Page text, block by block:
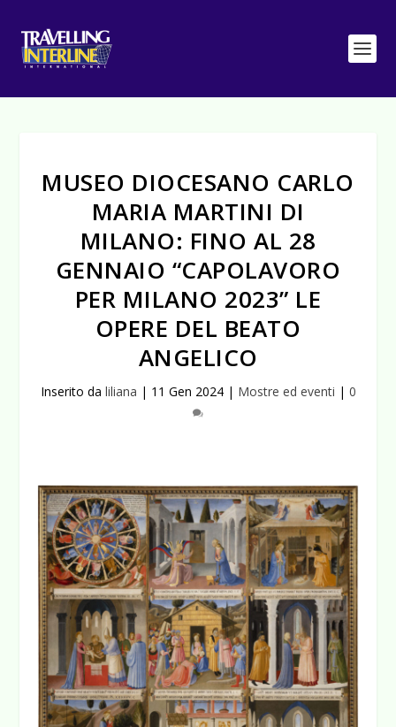
MUSEO DIOCESANO CARLO
MARIA MARTINI DI
MILANO: FINO AL 28
GENNAIO “CAPOLAVORO
PER MILANO 2023” LE
OPERE DEL BEATO
ANGELICO
Inserito da liliana | 11 Gen 2024| Mostre ed eventi | 0